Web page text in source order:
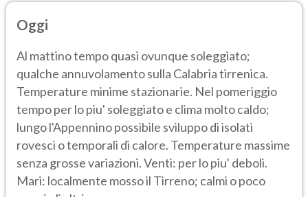
Oggi
Al mattino tempo quasi ovunque soleggiato;
qualche annuvolamento sulla Calabria tirrenica.
Temperature minime stazionarie. Nel pomeriggio
tempo per lo piu' soleggiato e clima molto caldo;
lungo l'Appennino possibile sviluppo di isolati
rovesci o temporali di calore. Temperature massime
senza grosse variazioni. Venti: per lo piu' deboli.
Mari: localmente mosso il Tirreno; calmi o poco